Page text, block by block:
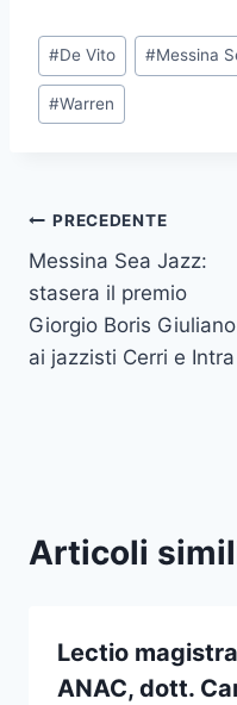
Tag
articolo:
#De Vito #Messina
#Warren
Navigazione
articoli
PRECEDENTE
Messina Sea Jazz:
stasera il premio
Giorgio Boris Giuliano
ai jazzisti Cerri e Intra
Articoli
Lectio
ANAC, dott.